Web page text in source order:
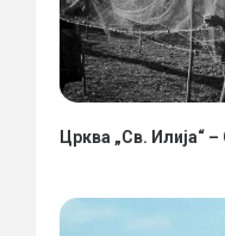
Црква „Св. Илија“